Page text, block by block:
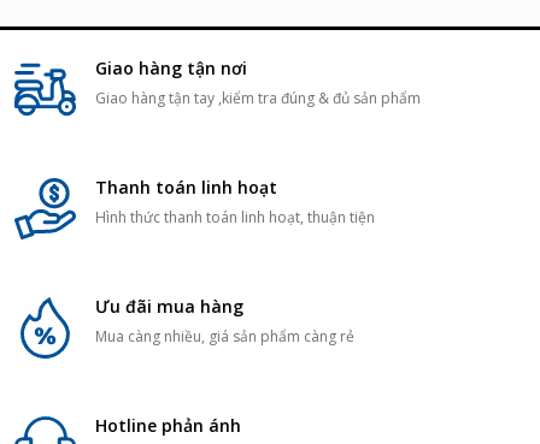
Giao hàng tận nơi
Giao hàng tận tay ,kiểm tra đúng & đủ sản phẩm
Thanh toán linh hoạt
Hình thức thanh toán linh hoạt, thuận tiện
Ưu đãi mua hàng
Mua càng nhiều, giá sản phẩm càng rẻ
Hotline phản ánh